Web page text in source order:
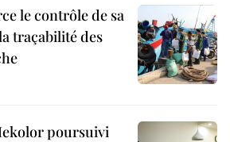
le contrôle de sa
traçabilité des
poursuivi